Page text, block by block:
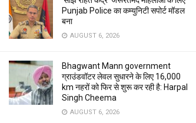
Punjab Police का कम्युनिटी सपोर्ट मॉडल
बना
AUGUST 6, 2026
Bhagwant Mann government
ग्राउंडवॉटर लेवल सुधारने के लिए 16,000
km नहरों को फिर से शुरू कर रही है: Harpal
Singh Cheema
AUGUST 6, 2026